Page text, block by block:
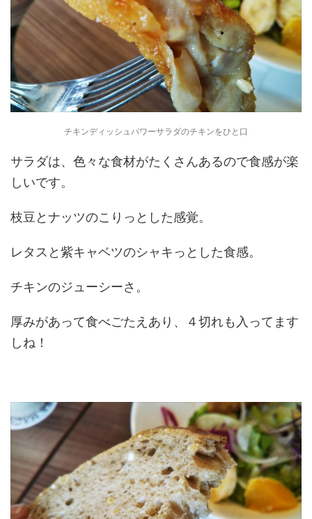
チキンディッシュパワーサラダのチキンをひと口
サラダは、色々な食材がたくさんあるので食感が楽
しいです。
枝豆とナッツのこりっとした感覚。
レタスと紫キャベツのシャキっとした食感。
チキンのジューシーさ。
厚みがあって食べごたえあり、４切れも入ってます
しね！